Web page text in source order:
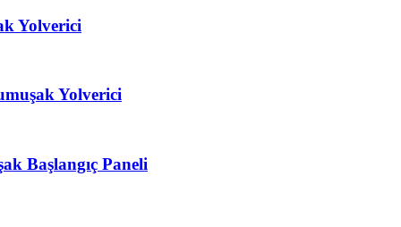
Yolverici
Yolverici
Başlangıç ​​Paneli